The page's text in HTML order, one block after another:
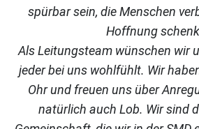
spürbar sein, die Menschen
Hoffnung
Als Leitungsteam wünschen wir
jeder bei uns wohlfühlt. Wir
Ohr und freuen uns über
natürlich auch Lob. Wir sind